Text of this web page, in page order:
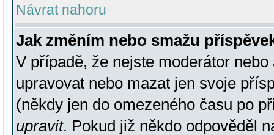
Návrat nahoru
Jak změním nebo smažu
V případě, že nejste moderátor
upravovat nebo mazat jen svoje
(někdy jen do omezeného času po
upravit. Pokud již někdo odpověděl